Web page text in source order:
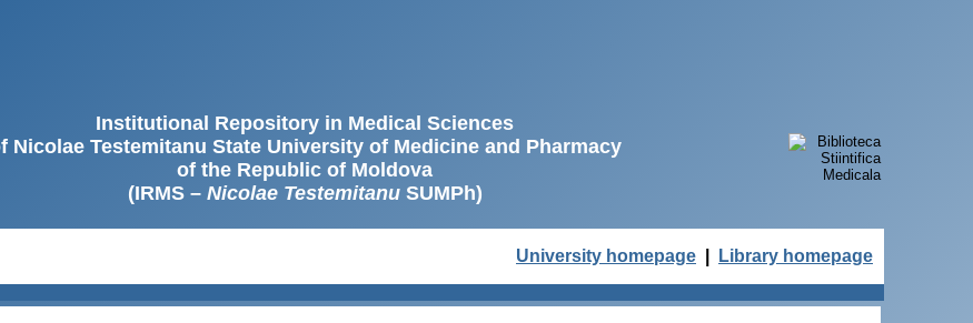
Institutional Repository in Medical Sciences
Nicolae Testemitanu State University of Medicine and Pharmacy
of the Republic of Moldova
(IRMS – Nicolae TestemitanuSUMPh)
University homepage Library homepage